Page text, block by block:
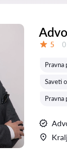
5 0
Pravna
Saveti
Pravna